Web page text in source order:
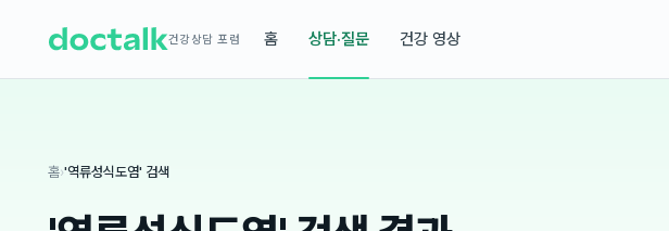
건강상담 포럼 홈 상담·질문 건강 영상
홈›'역류성식도염' 검색